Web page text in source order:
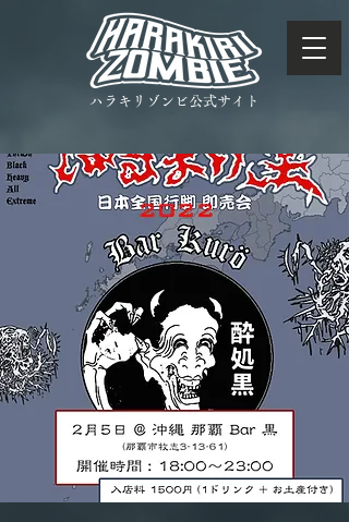
ハラキリゾンビ公式サイト